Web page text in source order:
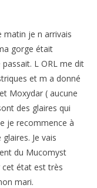
matin je n arrivais
gorge était
L ORL me dit
et m a donné
Moxydar ( aucune
des glaires qui
je recommence à
Je vais
du Mucomyst
cet état est très
mari.